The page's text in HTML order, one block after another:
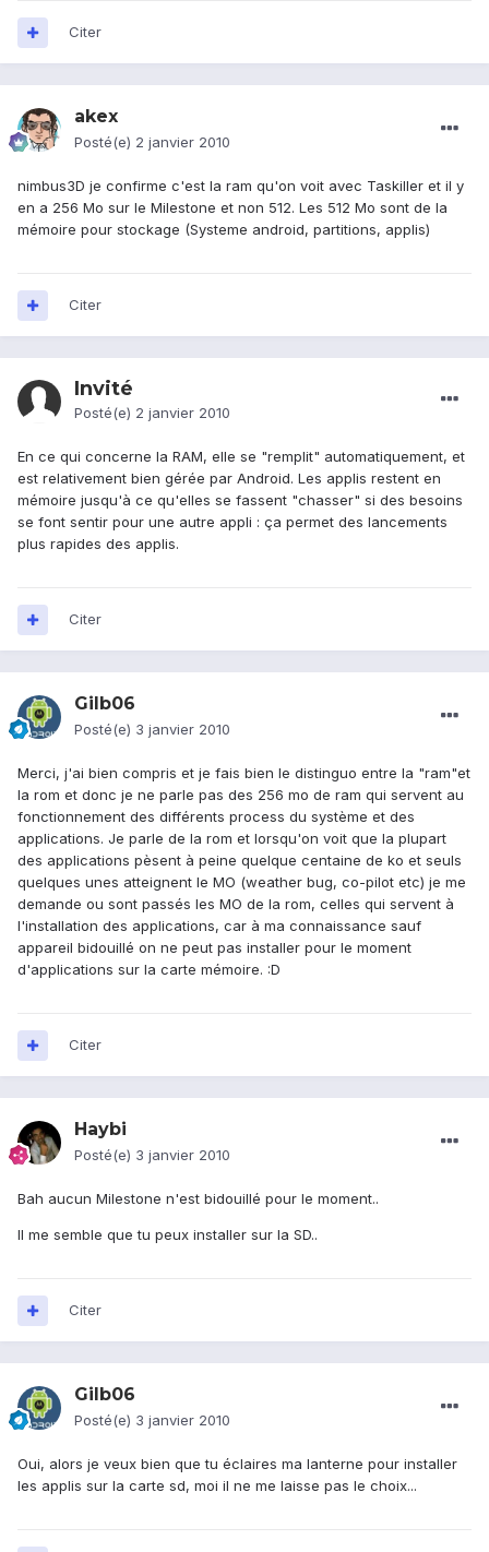
Citer
akex
Posté(e) 2 janvier 2010
nimbus3D je confirme c'est la ram qu'on voit avec Taskiller et il y
en a 256 Mo sur le Milestone et non 512. Les 512 Mo sont de la
mémoire pour stockage (Systeme android, partitions, applis)
Citer
Invité
Posté(e) 2 janvier 2010
En ce qui concerne la RAM, elle se "remplit" automatiquement, et
est relativement bien gérée par Android. Les applis restent en
mémoire jusqu'à ce qu'elles se fassent "chasser" si des besoins
se font sentir pour une autre appli : ça permet des lancements
plus rapides des applis.
Citer
Gilb06
Posté(e) 3 janvier 2010
Merci, j'ai bien compris et je fais bien le distinguo entre la "ram"et
la rom et donc je ne parle pas des 256 mo de ram qui servent au
fonctionnement des différents process du système et des
applications. Je parle de la rom et lorsqu'on voit que la plupart
des applications pèsent à peine quelque centaine de ko et seuls
quelques unes atteignent le MO (weather bug, co-pilot etc) je me
demande ou sont passés les MO de la rom, celles qui servent à
l'installation des applications, car à ma connaissance sauf
appareil bidouillé on ne peut pas installer pour le moment
d'applications sur la carte mémoire. :D
Citer
Haybi
Posté(e) 3 janvier 2010
Bah aucun Milestone n'est bidouillé pour le moment..
Il me semble que tu peux installer sur la SD..
Citer
Gilb06
Posté(e) 3 janvier 2010
Oui, alors je veux bien que tu éclaires ma lanterne pour installer
les applis sur la carte sd, moi il ne me laisse pas le choix...